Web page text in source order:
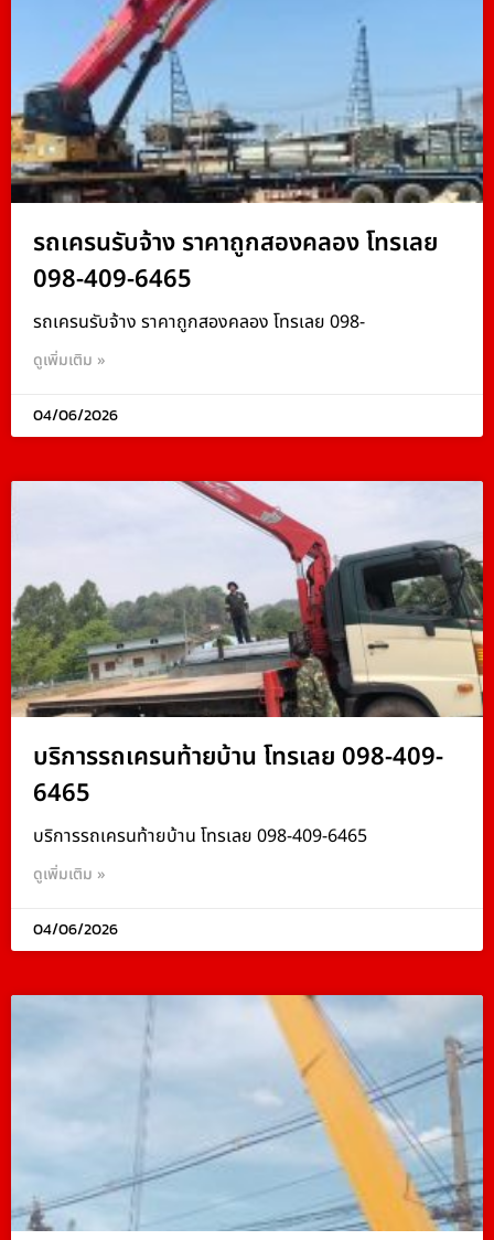
รถเครนรับจ้าง ราคาถูกสองคลอง โทรเลย
098-409-6465
รถเครนรับจ้าง ราคาถูกสองคลอง โทรเลย 098-
ดูเพิ่มเติม »
04/06/2026
บริการรถเครนท้ายบ้าน โทรเลย 098-409-
6465
บริการรถเครนท้ายบ้าน โทรเลย 098-409-6465
ดูเพิ่มเติม »
04/06/2026